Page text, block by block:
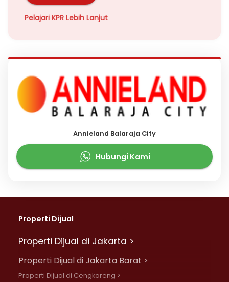
Pelajari KPR Lebih Lanjut
Annieland Balaraja City
Hubungi Kami
Properti Dijual
Properti Dijual di Jakarta >
Properti Dijual di Jakarta Barat >
Properti Dijual di Cengkareng >